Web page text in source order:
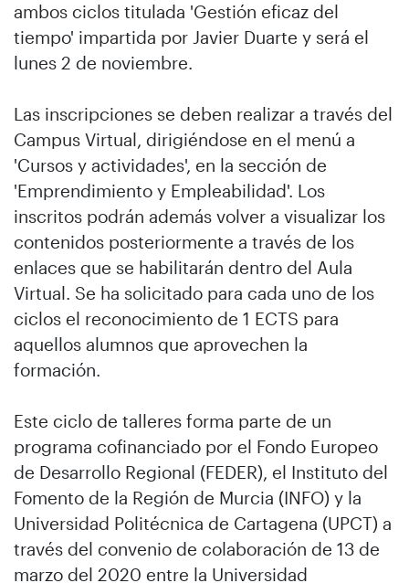
ambos ciclos titulada 'Gestión eficaz del
tiempo' impartida por Javier Duarte y será el
lunes 2 de noviembre.
Las inscripciones se deben realizar a través del
Campus Virtual, dirigiéndose en el menú a
'Cursos y actividades', en la sección de
'Emprendimiento y Empleabilidad'. Los
inscritos podrán además volver a visualizar los
contenidos posteriormente a través de los
enlaces que se habilitarán dentro del Aula
Virtual. Se ha solicitado para cada uno de los
ciclos el reconocimiento de 1 ECTS para
aquellos alumnos que aprovechen la
formación.
Este ciclo de talleres forma parte de un
programa cofinanciado por el Fondo Europeo
de Desarrollo Regional (FEDER), el Instituto del
Fomento de la Región de Murcia (INFO) y la
Universidad Politécnica de Cartagena (UPCT) a
través del convenio de colaboración de 13 de
marzo del 2020 entre la Universidad